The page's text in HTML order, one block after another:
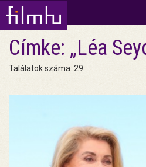
Címke: „Léa
Találatok száma: 29